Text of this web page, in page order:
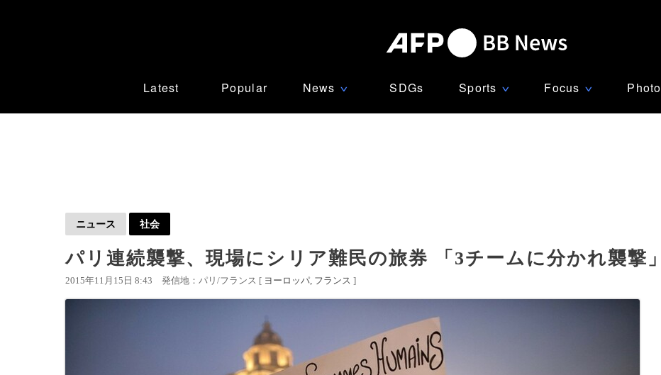
Latest Popular News ∨ SDGs Sports ∨ Focus ∨ Photo
ニュース 社会
パリ連続襲撃、現場にシリア難民の旅券 「3チームに分かれ襲撃」
2015年11月15日 8:43 発信地：パリ/フランス [ ヨーロッパ フランス ]